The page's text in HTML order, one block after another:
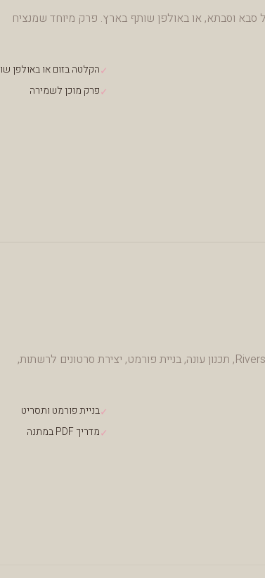
סבא וסבתא, או באולפן שותף בארץ. פרק מיוחד שמנציח
✓הקלטה בזום או באולפן
✓פרק מוכן לשמירה
שיעור אישי של 60 דקות: הקלטה ועריכה ב-Riverside, תכנון עונה, בניית פורמט, יצירת סרטונים לרשתות,
✓בניית פורמט ותסריט
✓מדריך PDF במתנה